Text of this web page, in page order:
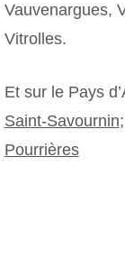
Vauvenargues,
Vitrolles.
Et sur le Pays
Saint-Savournin
Pourrières